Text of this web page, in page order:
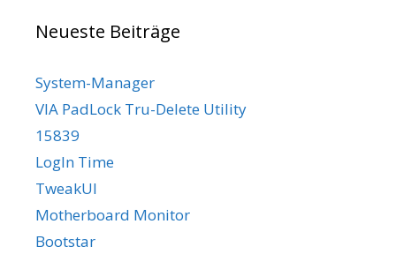
Neueste Beiträge
System-Manager
VIA PadLock Tru-Delete Utility
15839
LogIn Time
TweakUI
Motherboard Monitor
Bootstar